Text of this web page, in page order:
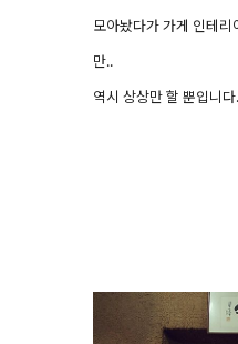
모아놨다가 가게 인테
만..
역시 상상만 할 뿐입니